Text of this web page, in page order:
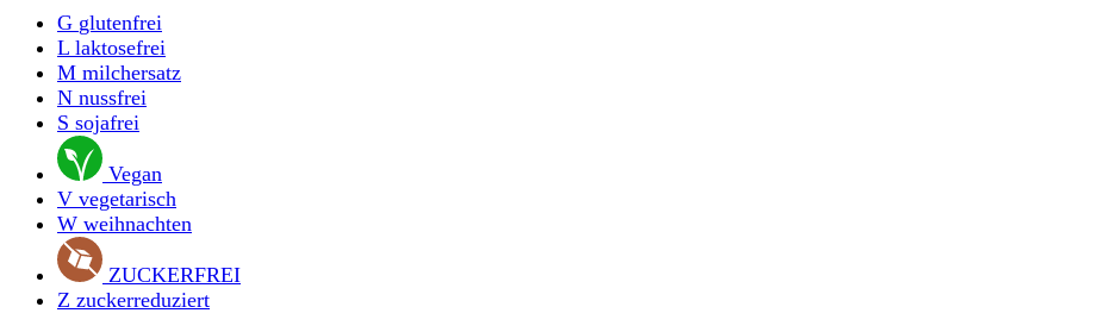
G glutenfrei
L laktosefrei
M milchersatz
N nussfrei
S sojafrei
Vegan
V vegetarisch
W weihnachten
ZUCKERFREI
Z zuckerreduziert